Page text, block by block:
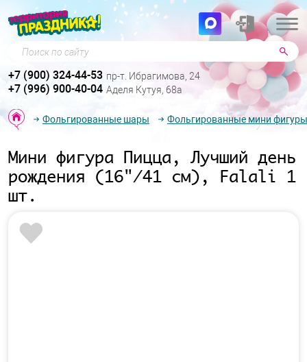
Поиск по сайту
+7 (900) 324-44-53 пр-т. Ибрагимова, 24
+7 (996) 900-40-04 Аделя Кутуя, 68а
Фольгированные шары Фольгированные мини фигуры
Мини фигура Пицца, Лучший день
рождения (16"/41 см), Falali 1
шт.